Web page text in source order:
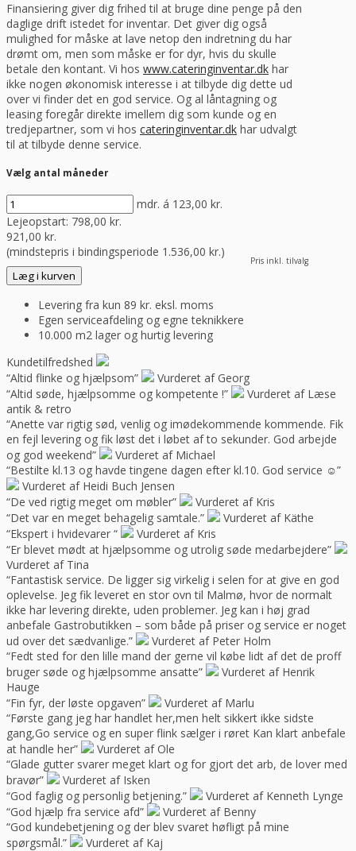
Finansiering giver dig frihed til at bruge dine penge på den
daglige drift istedet for inventar. Det giver dig også
mulighed for måske at lave netop den indretning du har
drømt om, men som måske er for dyr, hvis du skulle
betale den kontant. Vi hos www.cateringinventar.dk har
ikke nogen økonomisk interesse i at tilbyde dig dette ud
over vi finder det en god service. Og al låntagning og
leasing foregår direkte imellem dig som kunde og en
tredjepartner, som vi hos cateringinventar.dk har udvalgt
til at tilbyde denne service.
Vælg antal måneder
mdr. á 123,00 kr.
Lejeopstart: 798,00 kr.
921,00 kr.
(mindstepris i bindingsperiode 1.536,00 kr.)
Pris inkl. tilvalg
Læg i kurven
Levering fra kun 89 kr. eksl. moms
Egen serviceafdeling og egne teknikkere
10.000 m2 lager og hurtig levering
Kundetilfredshed
“Altid flinke og hjælpsom”
Vurderet af Georg
“Altid søde, hjælpsomme og kompetente !”
Vurderet af Læse
antik & retro
“Anette var rigtig sød, venlig og imødekommende kommende. Fik
en fejl levering og fik løst det i løbet af to sekunder. God arbejde
og god weekend”
Vurderet af Michael
“Bestilte kl.13 og havde tingene dagen efter kl.10. God service ☺”
Vurderet af Heidi Buch Jensen
“De ved rigtig meget om møbler”
Vurderet af Kris
“Det var en meget behagelig samtale.”
Vurderet af Käthe
“Ekspert i hvidevarer “
Vurderet af Kris
“Er blevet mødt at hjælpsomme og utrolig søde medarbejdere”
Vurderet af Tina
“Fantastisk service. De ligger sig virkelig i selen for at give en god
oplevelse. Jeg fik leveret en stor ovn til Malmø, hvor de normalt
ikke har levering direkte, uden problemer. Jeg kan i høj grad
anbefale Gastrobutikken – som både på priser og service er noget
ud over det sædvanlige.”
Vurderet af Peter Holm
“Fedt sted for den lille mand der gerne vil købe lidt af det de proff
bruger søde og hjælpsomme ansatte”
Vurderet af Henrik
Hauge
“Fin fyr, der løste opgaven”
Vurderet af Marlu
“Første gang jeg har handlet her,men helt sikkert ikke sidste
gang,Go service og en super flink sælger i røret Kan klart anbefale
at handle her”
Vurderet af Ole
“Glade gutter svarer meget klart og for gjort det arb, de lover med
bravør”
Vurderet af Isken
“God faglig og personlig betjening.”
Vurderet af Kenneth Lynge
“God hjælp fra service afd”
Vurderet af Benny
“God kundebetjening og der blev svaret høfligt på mine
spørgsmål.”
Vurderet af Kaj